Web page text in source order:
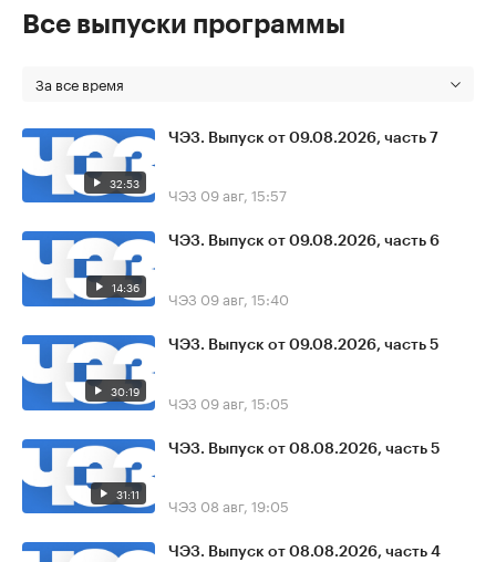
Все выпуски программы
За все время
32:53
ЧЭЗ. Выпуск от 09.08.2026, часть 7
ЧЭЗ 09 авг, 15:57
14:36
ЧЭЗ. Выпуск от 09.08.2026, часть 6
ЧЭЗ 09 авг, 15:40
30:19
ЧЭЗ. Выпуск от 09.08.2026, часть 5
ЧЭЗ 09 авг, 15:05
31:11
ЧЭЗ. Выпуск от 08.08.2026, часть 5
ЧЭЗ 08 авг, 19:05
ЧЭЗ. Выпуск от 08.08.2026, часть 4